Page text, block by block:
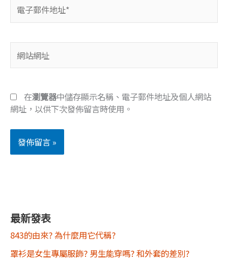
郵
件
地
址站
網
在瀏覽器中儲存顯示名稱、電子郵件地址及個人網站
網址，以供下次發佈留言時使用。
最新發表
843的由來? 為什麼用它代稱?
罩衫是女生專屬服飾? 男生能穿嗎? 和外套的差別?